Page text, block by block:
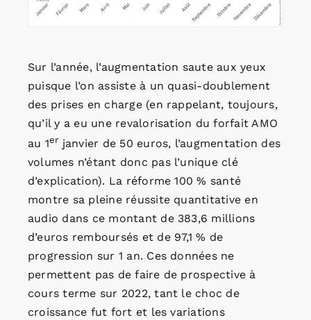
Sur l’année, l’augmentation saute aux yeux
puisque l’on assiste à un quasi-doublement
des prises en charge (en rappelant, toujours,
qu’il y a eu une revalorisation du forfait AMO
au 1er janvier de 50 euros, l’augmentation des
volumes n’étant donc pas l’unique clé
d’explication). La réforme 100 % santé
montre sa pleine réussite quantitative en
audio dans ce montant de 383,6 millions
d’euros remboursés et de 97,1 % de
progression sur 1 an. Ces données ne
permettent pas de faire de prospective à
cours terme sur 2022, tant le choc de
croissance fut fort et les variations